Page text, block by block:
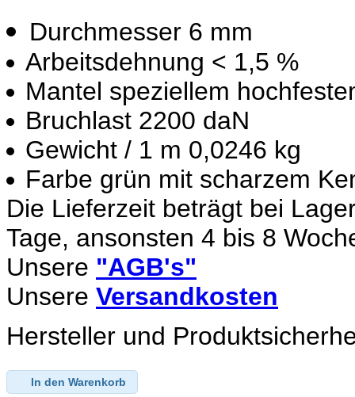
Durchmesser 6 mm
Arbeitsdehnung < 1,5 %
Mantel speziellem
Bruchlast 2200 daN
Gewicht / 1 m 0,0246 kg
Farbe grün mit scharzem
Die Lieferzeit beträgt bei
Tage, ansonsten 4 bis 8
Unsere "AGB's"
Unsere Versandkosten
Hersteller und
In den Warenkorb